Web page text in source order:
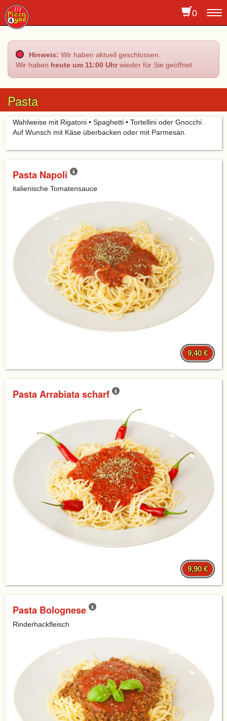
0
Hinweis: Wir haben aktuell geschlossen.
Wir haben heute um 11:00 Uhrwieder für Sie geöffnet.
Pasta
Wahlweise mit Rigatoni • Spaghetti • Tortellini oder Gnocchi .
Auf Wunsch mit Käse überbacken oder mit Parmesan.
Pasta Napoli
italienische Tomatensauce
9,40 €
Pasta Arrabiata scharf
9,90 €
Pasta Bolognese
Rinderhackfleisch